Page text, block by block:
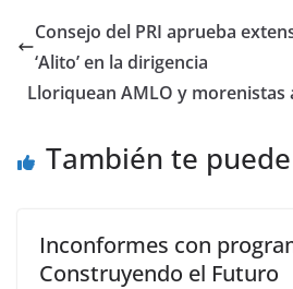
e
b
o
k
er l s
p
e
g
Consejo del PRI aprueba
‘Alito’ en la dirigencia
Lloriquean AMLO y morenistas
También te
Inconformes con
Construyendo el Futuro